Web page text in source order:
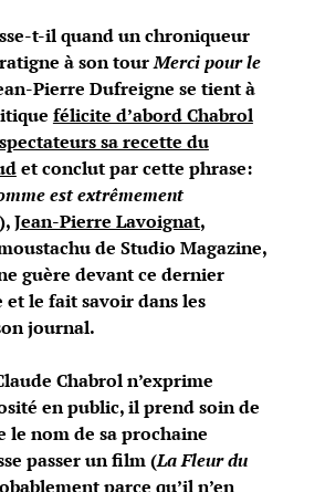
t-il quand un chroniqueur
à son tourMerci pour le
Pierre Dufreigne se tient à
félicite d’abord Chabrol
sa recette du
et conclut par cette phrase:
est extrêmement
Jean-Pierre Lavoignat,
de Studio Magazine,
guère devant ce dernier
le fait savoir dans les
journal.
Chabrol n’exprime
en public, il prend soin de
le nom de sa prochaine
passer un film (La Fleur du
parce qu’il n’en